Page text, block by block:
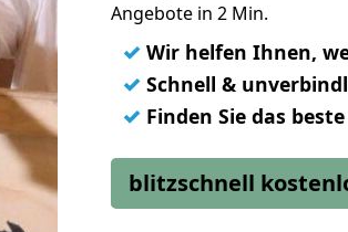
Angebote in 2 Min.
✓ Wir helfen Ihnen,
✓ Schnell &
✓ Finden Sie das
blitzschnell